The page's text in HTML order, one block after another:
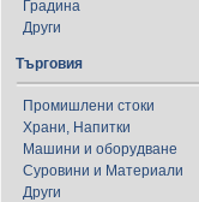
Градина
Други
Търговия
Промишлени стоки
Храни, Напитки
Машини и оборудване
Суровини и Материали
Други